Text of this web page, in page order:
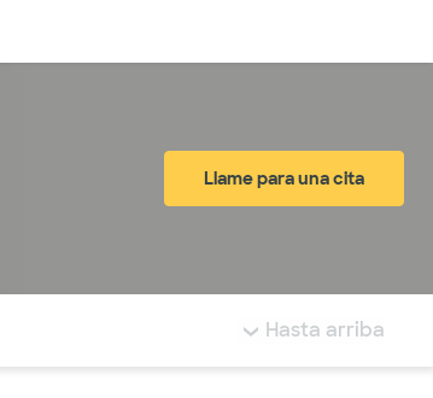
Llame para una cita
Hasta arriba